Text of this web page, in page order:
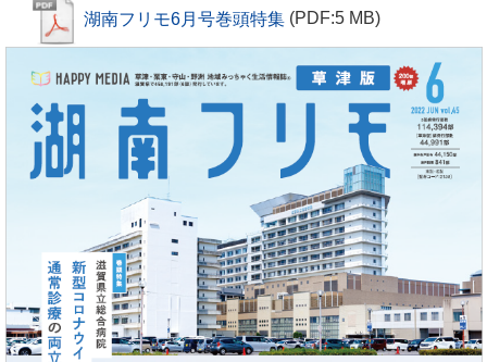
湖南フリモ6月号巻頭特集 (PDF:5 MB)